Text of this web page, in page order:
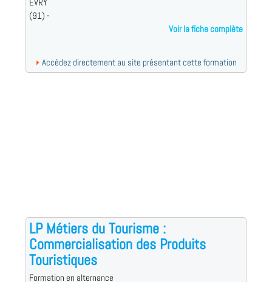
EVRY
(91) -
Voir la fiche complète
Accédez directement au site présentant cette formation
LP Métiers du Tourisme :
Commercialisation des Produits
Touristiques
Formation en alternance